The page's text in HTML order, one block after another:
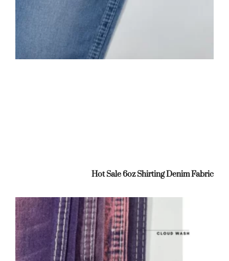
Hot Sale 6oz Shirting Denim Fabric